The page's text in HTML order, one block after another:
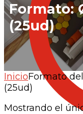
Formato:
(25ud)
InicioFormato
(25ud)
Mostrando el